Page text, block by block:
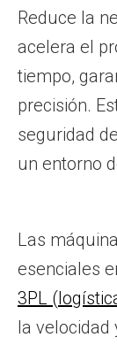
Reduce la
acelera el
tiempo,
precisión.
seguridad
un entorno
Las
esenciales
3PL
la velocidad